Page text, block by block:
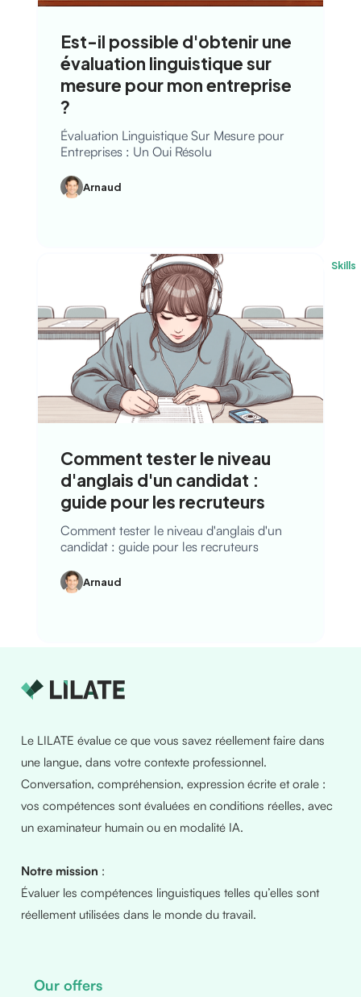
Est-il possible d'obtenir une
évaluation linguistique sur
mesure pour mon entreprise
?
Évaluation Linguistique Sur Mesure pour
Entreprises : Un Oui Résolu
Arnaud
Skills
Comment tester le niveau
d'anglais d'un candidat :
guide pour les recruteurs
Comment tester le niveau d'anglais d'un
candidat : guide pour les recruteurs
Arnaud
Le LILATE évalue ce que vous savez réellement faire dans
une langue, dans votre contexte professionnel.
Conversation, compréhension, expression écrite et orale :
vos compétences sont évaluées en conditions réelles, avec
un examinateur humain ou en modalité IA.
Notre mission :
Évaluer les compétences linguistiques telles qu’elles sont
réellement utilisées dans le monde du travail.
Our offers